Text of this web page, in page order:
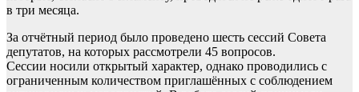
в три месяца.
За отчётный период было проведено шесть сессий Совета
депутатов, на которых рассмотрели 45 вопросов.
Сессии носили открытый характер, однако проводились с
ограниченным количеством приглашённых с соблюдением